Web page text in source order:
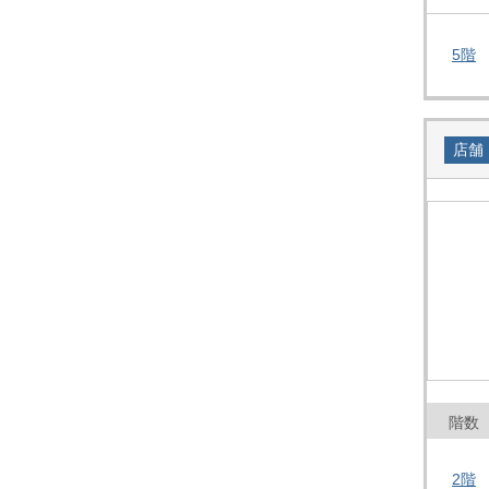
5階
店舗
階数
2階